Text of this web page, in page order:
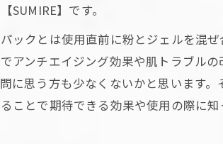
】です。
ックとは使用直前に粉とジェルを混
アンチエイジング効果や肌トラブル
に思う方も少なくないかと思います
ことで期待できる効果や使用の際に